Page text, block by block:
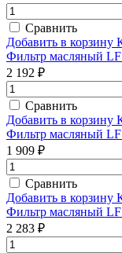
Сравнить
Добавить в корзину
Фильтр масляный
2 192 ₽
Сравнить
Добавить в корзину
Фильтр масляный
1 909 ₽
Сравнить
Добавить в корзину
Фильтр масляный
2 283 ₽